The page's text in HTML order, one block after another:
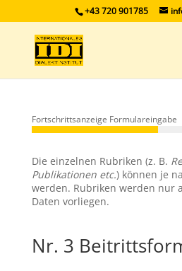
+43 720 901785
Fortschrittsanzeige Formulareingabe
Die einzelnen Rubriken (z. B.
Publikationen etc.) können je
werden. Rubriken werden nur
Daten vorliegen.
Nr. 3